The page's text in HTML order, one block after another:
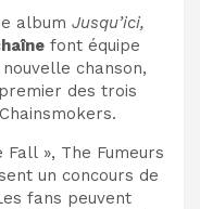
album Jusqu’ici,
font équipe
chanson,
des trois
», The Fumeurs
un concours de
fans peuvent